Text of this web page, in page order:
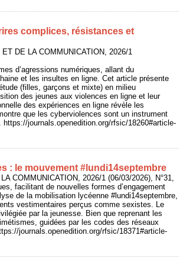
complices, résistances et
DE LA COMMUNICATION, 2026/1
d’agressions numériques, allant du
et les insultes en ligne. Cet article présente
(filles, garçons et mixte) en milieu
des jeunes aux violences en ligne et leur
des expériences en ligne révèle les
que les cyberviolences sont un instrument
journals.openedition.org/rfsic/18260#article-
: le mouvement #lundi14septembre
COMMUNICATION, 2026/1 (06/03/2026), N°31,
facilitant de nouvelles formes d’engagement
de la mobilisation lycéenne #lundi14septembre,
vestimentaires perçus comme sexistes. Le
par la jeunesse. Bien que reprenant les
guidées par les codes des réseaux
journals.openedition.org/rfsic/18371#article-